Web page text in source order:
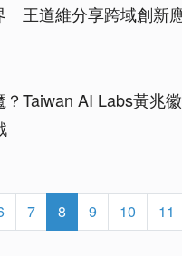
王道維分享跨域創新
Taiwan AI Labs黃兆
7 8 9 10 11